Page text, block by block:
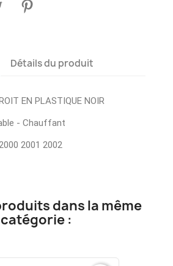
Détails du produit
EN PLASTIQUE NOIR
- Chauffant
2001 2002
dans la même
catégorie :